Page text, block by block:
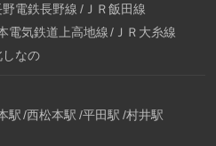
野電鉄長野線 ＪＲ飯田線
電気鉄道上高地線
ＪＲ大糸線
なの
駅 西松本駅 平田駅 村井駅